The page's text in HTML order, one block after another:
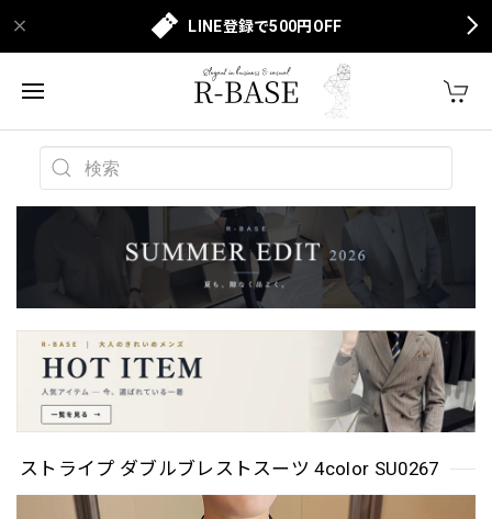
LINE登録で500円OFF
ストライプ ダブルブレストスーツ 4color SU0267